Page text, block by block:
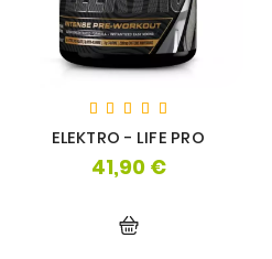
ELEKTRO - LIFE PRO
41,90 €Prix